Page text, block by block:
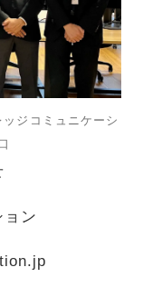
ジコミュニケーシ
ン